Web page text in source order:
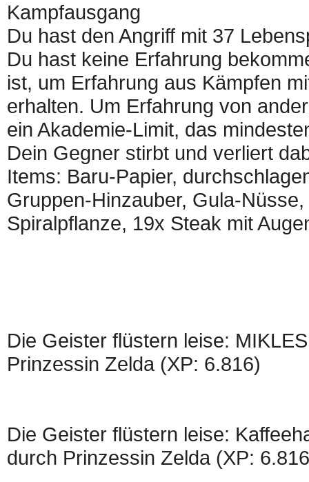
Kampfausgang
Du hast den Angriff mit 37
Du hast keine Erfahrung
ist, um Erfahrung aus Kämpfen
erhalten. Um Erfahrung von
ein Akademie-Limit, das
Dein Gegner stirbt und verliert
Items: Baru-Papier,
Gruppen-Hinzauber, Gula-
Spiralpflanze, 19x Steak mit
Die Geister flüstern leise:
Prinzessin Zelda (XP: 6.816)
Die Geister flüstern leise:
durch Prinzessin Zelda (XP: